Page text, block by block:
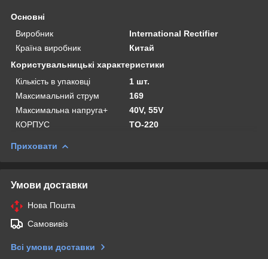
Основні
Виробник
International Rectifier
Країна виробник
Китай
Користувальницькі характеристики
Кількість в упаковці
1 шт.
Максимальний струм
169
Максимальна напруга+
40V, 55V
КОРПУС
TO-220
Приховати
Умови доставки
Нова Пошта
Самовивіз
Всі умови доставки